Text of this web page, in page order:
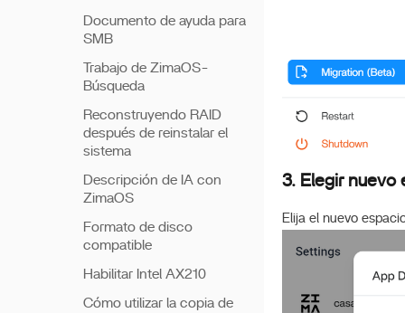
3. Elegir nuevo
Elija el nuevo
Documento de ayuda para
SMB
Trabajo de ZimaOS-
Búsqueda
Reconstruyendo RAID
después de reinstalar el
sistema
Descripción de IA con
ZimaOS
Formato de disco
compatible
Habilitar Intel AX210
Cómo utilizar la copia de